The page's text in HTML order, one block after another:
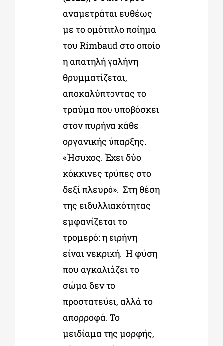
αναμετράται ευθέως
με το ομότιτλο ποίημα
του Rimbaud στο οποίο
η απατηλή γαλήνη
θρυμματίζεται,
αποκαλύπτοντας το
τραύμα που υποβόσκει
στον πυρήνα κάθε
οργανικής ύπαρξης.
«Ήσυχος. Έχει δύο
κόκκινες τρύπες στο
δεξί πλευρό». Στη θέση
της ειδυλλιακότητας
εμφανίζεται το
τρομερό: η ειρήνη
είναι νεκρική. Η φύση
που αγκαλιάζει το
σώμα δεν το
προστατεύει, αλλά το
απορροφά. Το
μειδίαμα της μορφής,